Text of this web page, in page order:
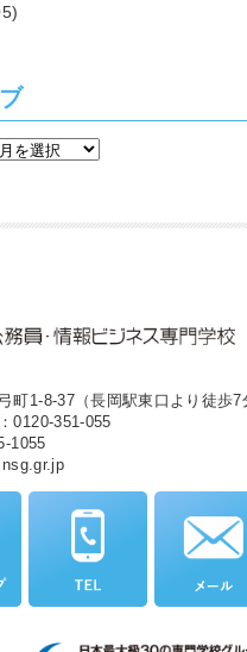
町1-8-37（長岡駅東口より徒歩7
0120-351-055
1055